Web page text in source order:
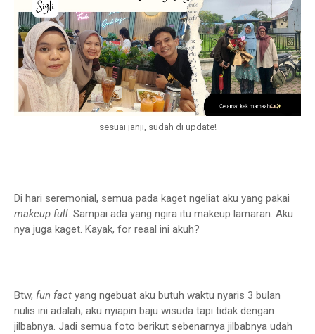
sesuai janji, sudah di update!
Di hari seremonial, semua pada kaget ngeliat aku yang pakai
makeup full. Sampai ada yang ngira itu makeup lamaran. Aku
nya juga kaget. Kayak, for reaal ini akuh?
Btw, fun fact yang ngebuat aku butuh waktu nyaris 3 bulan
nulis ini adalah; aku nyiapin baju wisuda tapi tidak dengan
jilbabnya. Jadi semua foto berikut sebenarnya jilbabnya udah